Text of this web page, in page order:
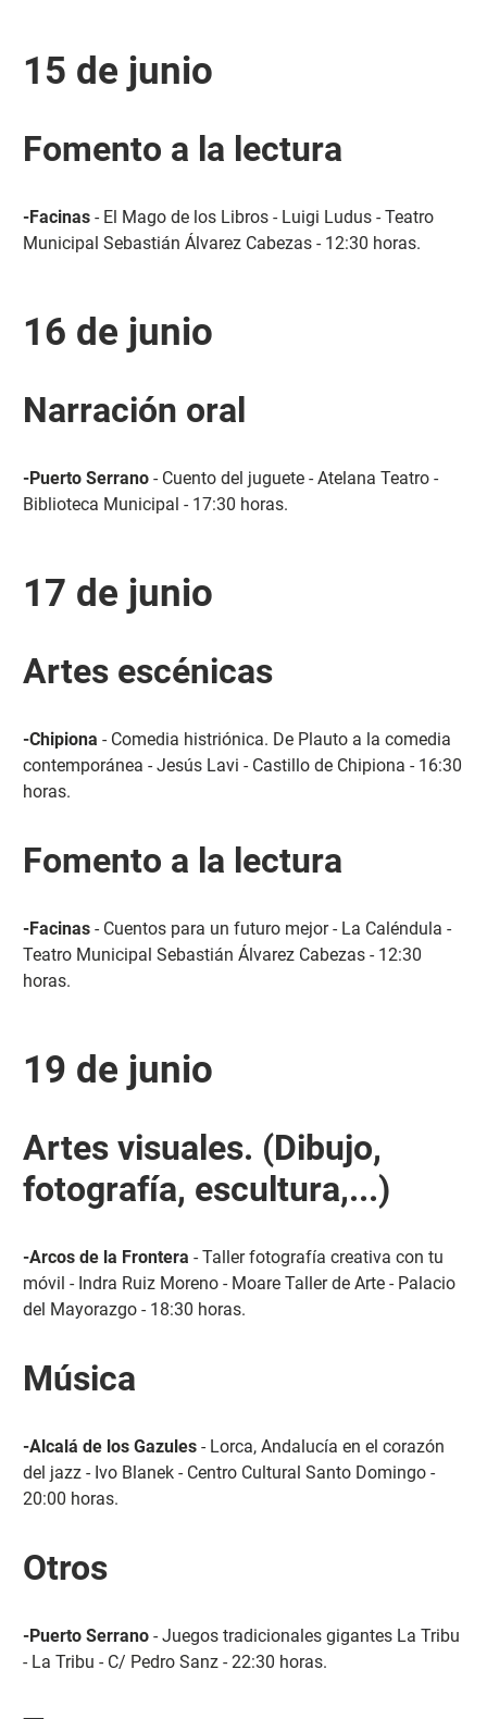
15 de junio
Fomento a la lectura
-Facinas- El Mago de los Libros - Luigi Ludus - Teatro
Municipal Sebastián Álvarez Cabezas - 12:30 horas.
16 de junio
Narración oral
-Puerto Serrano- Cuento del juguete - Atelana Teatro -
Biblioteca Municipal - 17:30 horas.
17 de junio
Artes escénicas
-Chipiona - Comedia histriónica. De Plauto a la comedia
contemporánea - Jesús Lavi - Castillo de Chipiona - 16:30
horas.
Fomento a la lectura
-Facinas- Cuentos para un futuro mejor - La Caléndula -
Teatro Municipal Sebastián Álvarez Cabezas - 12:30
horas.
19 de junio
Artes visuales. (Dibujo,
fotografía, escultura,...)
-Arcos de la Frontera - Taller fotografía creativa con tu
móvil - Indra Ruiz Moreno - Moare Taller de Arte - Palacio
del Mayorazgo - 18:30 horas.
Música
-Alcalá de los Gazules- Lorca, Andalucía en el corazón
del jazz - Ivo Blanek - Centro Cultural Santo Domingo -
20:00 horas.
Otros
-Puerto Serrano- Juegos tradicionales gigantes La Tribu
- La Tribu - C/ Pedro Sanz - 22:30 horas.